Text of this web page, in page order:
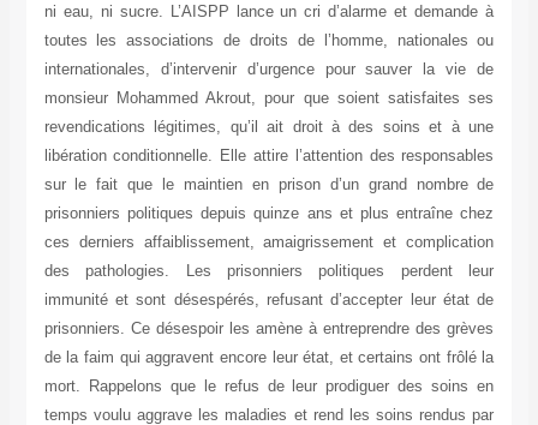
ni eau, ni sucre. L’AISPP lance un cri d’alarme et demande à
toutes les associations de droits de l’homme, nationales ou
internationales, d’intervenir d’urgence pour sauver la vie de
monsieur Mohammed Akrout, pour que soient satisfaites ses
revendications légitimes, qu’il ait droit à des soins et à une
libération conditionnelle. Elle attire l’attention des responsables
sur le fait que le maintien en prison d’un grand nombre de
prisonniers politiques depuis quinze ans et plus entraîne chez
ces derniers affaiblissement, amaigrissement et complication
des pathologies. Les prisonniers politiques perdent leur
immunité et sont désespérés, refusant d’accepter leur état de
prisonniers. Ce désespoir les amène à entreprendre des grèves
de la faim qui aggravent encore leur état, et certains ont frôlé la
mort. Rappelons que le refus de leur prodiguer des soins en
temps voulu aggrave les maladies et rend les soins rendus par